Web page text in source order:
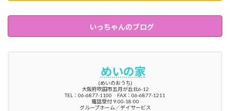
いっちゃんのブログ
めいの家
(めいのおうち)
大阪府吹田市五月が丘北6-12
TEL：06-6877-1100 FAX：06-6877-1211
電話受付 9:00-18:00
グループホーム／デイサービス